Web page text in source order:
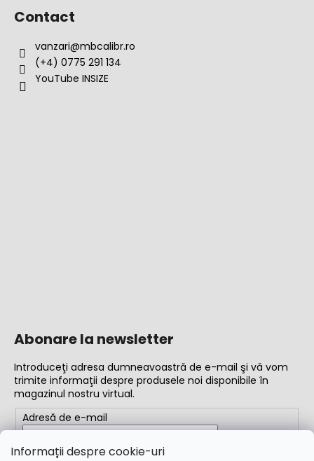
Informații despre cookie-uri
Contact
vanzari@mbcalibr.ro
(+4) 0775 291 134
YouTube INSIZE
Abonare la newsletter
Introduceţi adresa dumneavoastră de e-mail şi vă vom
trimite informaţii despre produsele noi disponibile în
magazinul nostru virtual.
Adresă de e-mail
Completând adresa de e-mail, acceptați